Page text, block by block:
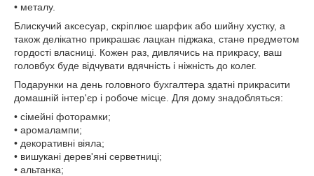
• металу.
Блискучий аксесуар, скріплює шарфик або шийну хустку, а
також делікатно прикрашає лацкан піджака, стане предметом
гордості власниці. Кожен раз, дивлячись на прикрасу, ваш
головбух буде відчувати вдячність і ніжність до колег.
Подарунки на день головного бухгалтера здатні прикрасити
домашній інтер'єр і робоче місце. Для дому знадобляться:
• сімейні фоторамки;
• аромалампи;
• декоративні віяла;
• вишукані дерев'яні серветниці;
• альтанка;